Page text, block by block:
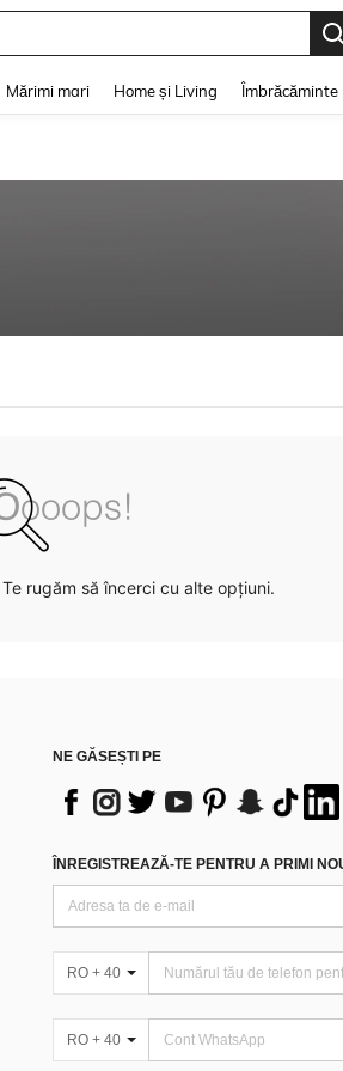
Mărimi mari Home și Living
rugăm să încerci cu alte opțiuni.
NE GĂSEȘTI PE
ÎNREGISTREAZĂ-TE PENTRU A PRIMI
RO + 40
RO + 40